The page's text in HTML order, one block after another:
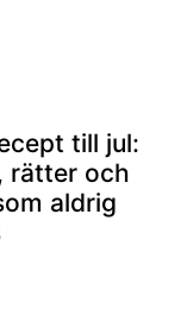
till jul:
rätter och
aldrig